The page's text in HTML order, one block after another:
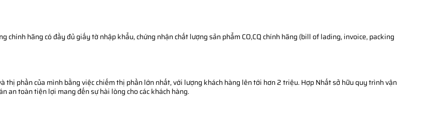
chính hãng có đầy đủ giấy tờ nhập khẩu, chứng nhận chất lượng sản phẩm CO,CQ chính hãng (bill of lading, invoice, packing
thị phần của mình bằng việc chiếm thị phần lớn nhất, với lượng khách hàng lên tới hơn 2 triệu. Hợp Nhất sở hữu quy trình vận
an toàn tiện lợi mang đến sự hài lòng cho các khách hàng.